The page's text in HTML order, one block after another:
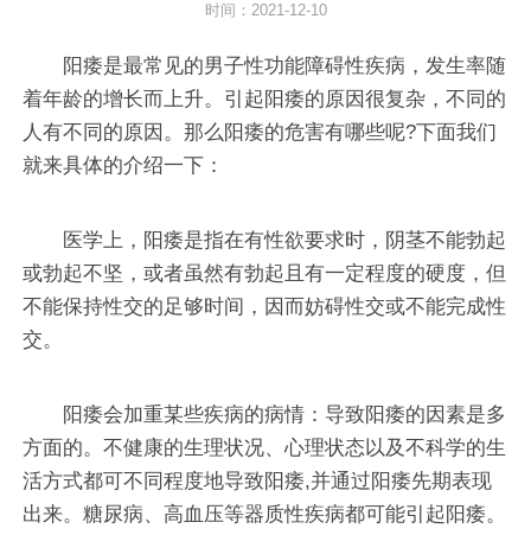
时间：2021-12-10
阳痿是最常见的男子性功能障碍性疾病，发生率随
着年龄的增长而上升。引起阳痿的原因很复杂，不同的
人有不同的原因。那么阳痿的危害有哪些呢?下面我们
就来具体的介绍一下：
医学上，阳痿是指在有性欲要求时，阴茎不能勃起
或勃起不坚，或者虽然有勃起且有一定程度的硬度，但
不能保持性交的足够时间，因而妨碍性交或不能完成性
交。
阳痿会加重某些疾病的病情：导致阳痿的因素是多
方面的。不健康的生理状况、心理状态以及不科学的生
活方式都可不同程度地导致阳痿,并通过阳痿先期表现
出来。糖尿病、高血压等器质性疾病都可能引起阳痿。